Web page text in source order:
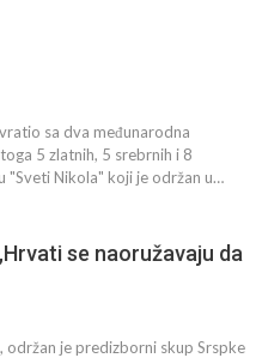
sa dva međunarodna
5 zlatnih, 5 srebrnih i 8
"Sveti Nikola" koji je održan u…
se naoružavaju da
je predizborni skup Srspke